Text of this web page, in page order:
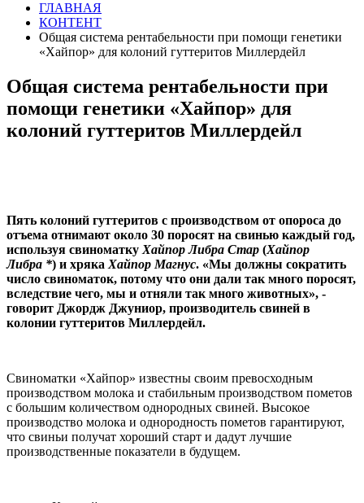
ГЛАВНАЯ
КОНТЕНТ
Общая система рентабельности при помощи генетики
«Хайпор» для колоний гуттеритов Миллердейл
Общая система рентабельности при
помощи генетики «Хайпор» для
колоний гуттеритов Миллердейл
Пять колоний гуттеритов с производством от опороса до
отъема отнимают около 30 поросят на свинью каждый год,
используя свиноматку Хайпор Либра Стар (Хайпор
Либра *) и хряка Хайпор Магнус. «Мы должны сократить
число свиноматок, потому что они дали так много поросят,
вследствие чего, мы и отняли так много животных», -
говорит Джордж Джуниор, производитель свиней в
колонии гуттеритов Миллердейл.
Свиноматки «Хайпор» известны своим превосходным
производством молока и стабильным производством пометов
с большим количеством однородных свиней. Высокое
производство молока и однородность пометов гарантируют,
что свиньи получат хороший старт и дадут лучшие
производственные показатели в будущем.